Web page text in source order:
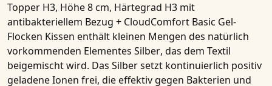
Topper H3, Höhe 8 cm, Härtegrad H3 mit
antibakteriellem Bezug + CloudComfort Basic Gel-
Flocken Kissen enthält kleinen Mengen des natürlich
vorkommenden Elementes Silber, das dem Textil
beigemischt wird. Das Silber setzt kontinuierlich positiv
geladene Ionen frei, die effektiv gegen Bakterien und